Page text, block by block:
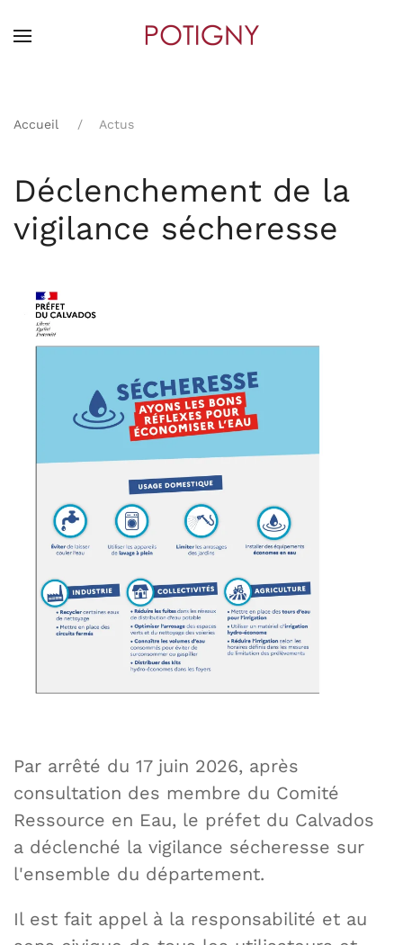
content
Accueil Actus
Déclenchement de la
vigilance sécheresse
Par arrêté du 17 juin 2026, après
consultation des membre du Comité
Ressource en Eau, le préfet du Calvados
a déclenché la vigilance sécheresse sur
l'ensemble du département.
Il est fait appel à la responsabilité et au